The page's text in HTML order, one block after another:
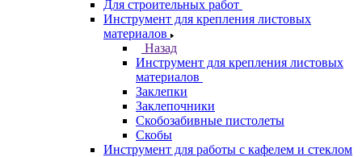
Для строительных работ
Инструмент для крепления листовых
материалов
Назад
Инструмент для крепления листовых
материалов
Заклепки
Заклепочники
Скобозабивные пистолеты
Скобы
Инструмент для работы с кафелем и стеклом